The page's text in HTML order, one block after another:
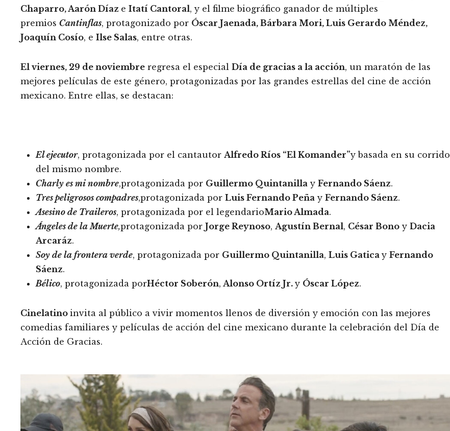
Chaparro, Aarón Díaz e Itatí Cantoral, y el filme biográfico ganador de múltiples
premios Cantinflas, protagonizado por Óscar Jaenada, Bárbara Mori, Luis Gerardo Méndez,
Joaquín Cosío, e Ilse Salas, entre otras.
El viernes, 29 de noviembre regresa el especial Día de gracias a la acción, un maratón de las
mejores películas de este género, protagonizadas por las grandes estrellas del cine de acción
mexicano. Entre ellas, se destacan:
El ejecutor, protagonizada por el cantautor Alfredo Ríos “El Komander”y basada en su corrido
del mismo nombre.
Charly es mi nombre,protagonizada por Guillermo Quintanilla y Fernando Sáenz.
Tres peligrosos compadres,protagonizada por Luis Fernando Peña y Fernando Sáenz.
Asesino de Traileros, protagonizada por el legendarioMario Almada.
Ángeles de la Muerte,protagonizada por Jorge Reynoso, Agustín Bernal, César Bono y Dacia
Arcaráz.
Soy de la frontera verde, protagonizada por Guillermo Quintanilla, Luis Gaticay Fernando
Sáenz.
Bélico, protagonizada porHéctor Soberón, Alonso Ortíz Jr.y Óscar López.
Cinelatino invita al público a vivir momentos llenos de diversión y emoción con las mejores
comedias familiares y películas de acción del cine mexicano durante la celebración del Día de
Acción de Gracias.